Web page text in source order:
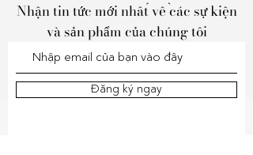
Nhận tin tức mới nhất về các sự kiện
và sản phẩm của chúng tôi
Đăng ký ngay